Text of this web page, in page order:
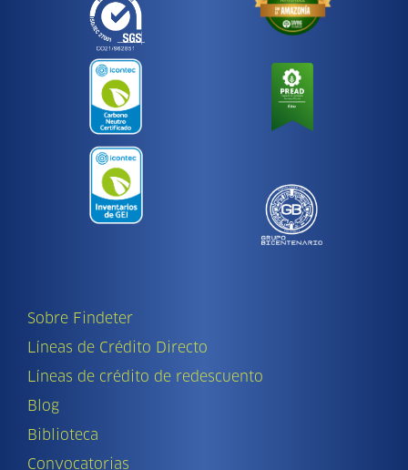
Sobre Findeter
Líneas de Crédito Directo
Líneas de crédito de redescuento
Blog
Biblioteca
Convocatorias